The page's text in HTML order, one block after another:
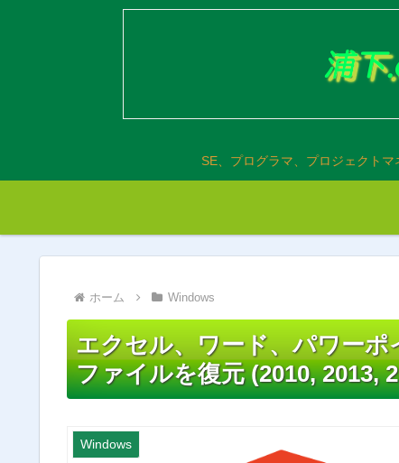
SE、プログラマ、プロジェクト
ホーム Windows
エクセル、ワード、パワー
ファイルを復元 (2010, 2013,
Windows